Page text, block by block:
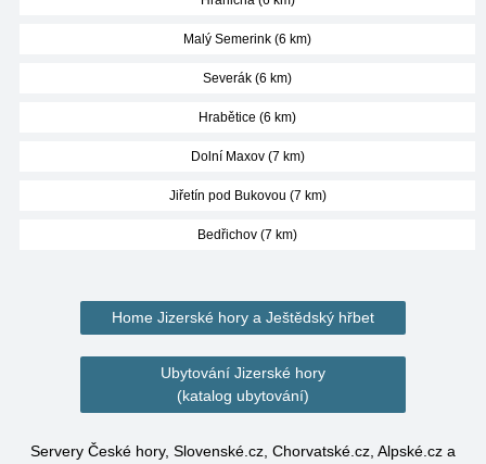
Malý Semerink (6 km)
Severák (6 km)
Hrabětice (6 km)
Dolní Maxov (7 km)
Jiřetín pod Bukovou (7 km)
Bedřichov (7 km)
Home Jizerské hory a Ještědský hřbet
Ubytování Jizerské hory
(katalog ubytování)
Servery České hory, Slovenské.cz, Chorvatské.cz, Alpské.cz a